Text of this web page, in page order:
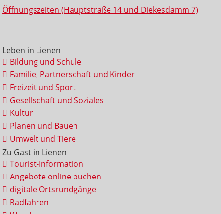
Öffnungszeiten (Hauptstraße 14 und Diekesdamm 7)
Leben in Lienen
Bildung und Schule
Familie, Partnerschaft und Kinder
Freizeit und Sport
Gesellschaft und Soziales
Kultur
Planen und Bauen
Umwelt und Tiere
Zu Gast in Lienen
Tourist-Information
Angebote online buchen
digitale Ortsrundgänge
Radfahren